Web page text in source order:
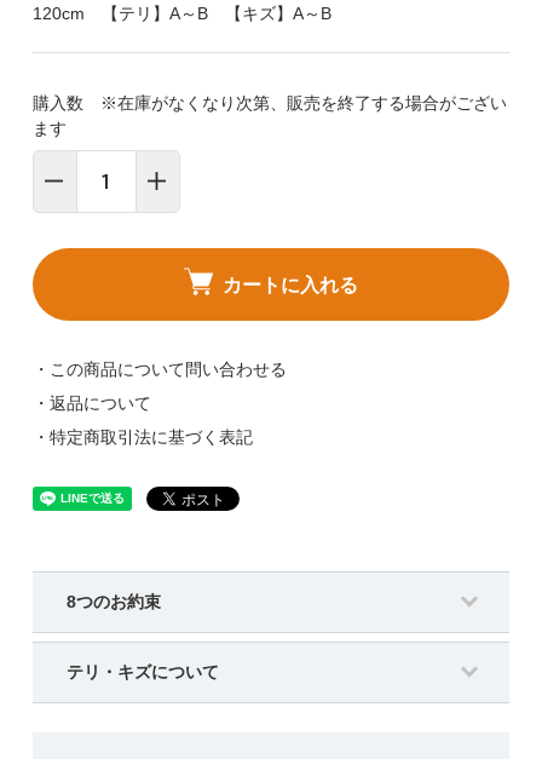
120cm 【テリ】A～B 【キズ】A～B
購入数 ※在庫がなくなり次第、販売を終了する場合がござい
ます
カートに入れる
・この商品について問い合わせる
・返品について
・特定商取引法に基づく表記
8つのお約束
テリ・キズについて